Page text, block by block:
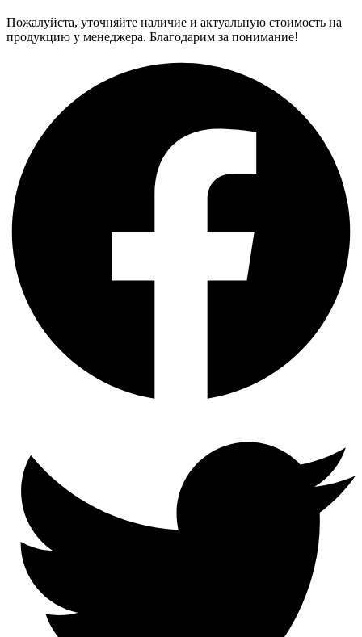
Пожалуйста, уточняйте наличие и актуальную стоимость на
продукцию у менеджера. Благодарим за понимание!